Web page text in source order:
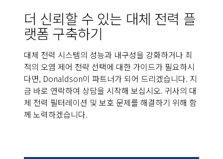
더 신뢰할 수 있는 대체 전력 플
랫폼 구축하기
대체 전력 시스템의 성능과 내구성을 강화하거나 최
적의 오염 제어 전략 선택에 대한 가이드가 필요하시
다면, Donaldson이 파트너가 되어 드리겠습니다. 지
금 바로 연락하여 상담을 시작해 보십시오. 귀사의 대
체 전력 필터레이션 및 보호 문제를 해결하기 위해 함
께 노력하겠습니다.